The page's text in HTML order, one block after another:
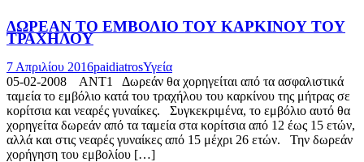
ΔΩΡΕΑΝ ΤΟ ΕΜΒΟΛΙΟ ΤΟΥ ΚΑΡΚΙΝΟΥ ΤΟΥ
ΤΡΑΧΗΛΟΥ
7 Απριλίου 2016paidiatrosΥγεία
05-02-2008 ΑΝΤ1 Δωρεάν θα χορηγείται από τα ασφαλιστικά
ταμεία το εμβόλιο κατά του τραχήλου του καρκίνου της μήτρας σε
κορίτσια και νεαρές γυναίκες. Συγκεκριμένα, το εμβόλιο αυτό θα
χορηγείτα δωρεάν από τα ταμεία στα κορίτσια από 12 έως 15 ετών,
αλλά και στις νεαρές γυναίκες από 15 μέχρι 26 ετών. Την δωρεάν
χορήγηση του εμβολίου […]